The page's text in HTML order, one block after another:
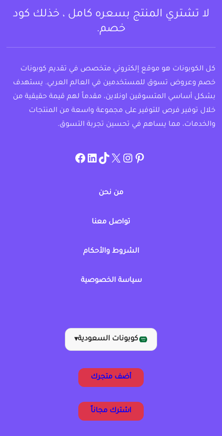
لا تشتري المنتج بسعره كامل ، خذلك كود
خصم.
كل الكوبونات هو موقع إلكتروني متخصص في تقديم كوبونات
خصم وعروض تسوق للمستخدمين في العالم العربي. يستهدف
بشكل أساسي المتسوقين اونلاين، مقدماً لهم قيمة حقيقية من
خلال توفير فرص للتوفير على مجموعة واسعة من المنتجات
والخدمات، مما يساهم في تحسين تجربة التسوق.
pinterest
allcouponat
twitter
TikTok
linkedin
facebook
من نحن
تواصل معنا
الشروط والأحكام
سياسة الخصوصية
كوبونات السعودية▾
أضف متجرك
اشترك مجاناً